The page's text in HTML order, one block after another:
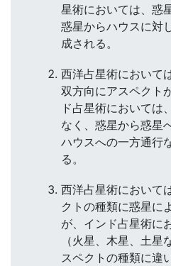
星術においては、惑
惑星からハウスに対
成される。
西洋占星術において
双方向にアスペクト
ド占星術においては
なく、惑星から惑星
ハウスへの一方通行
る。
西洋占星術において
クトの種類に惑星に
が、インド占星術に
（火星、木星、土
スペクトの種類に違